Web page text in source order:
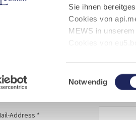
Sie ihnen
Cookies von
MEWS in
Notwendig
E-Mail schreiben
message to | Ihre Nachricht an
| Nombre *
Address *